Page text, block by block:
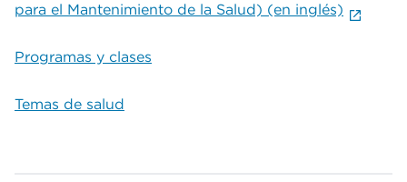
para el Mantenimiento de la Salud) (en inglés)
Programas y clases
Temas de salud